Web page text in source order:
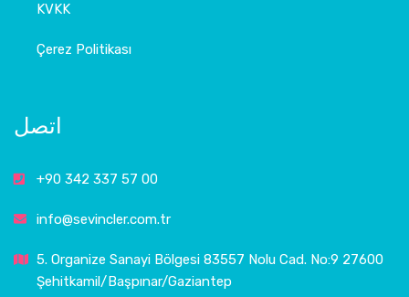
KVKK
Çerez Politikası
اتصل
+90 342 337 57 00
info@sevincler.com.tr
5. Organize Sanayi Bölgesi 83557 Nolu Cad. No:9 27600
Şehitkamil/Başpınar/Gaziantep